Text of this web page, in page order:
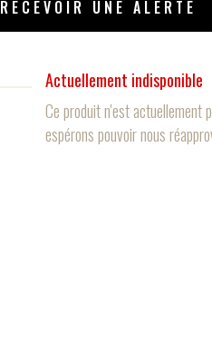
RECEVOIR UNE ALERTE
Actuellement indisponible
Ce produit n'est actuellement
espérons pouvoir nous